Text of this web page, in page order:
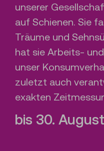
unserer
auf Schienen. Sie
Träume und
hat sie Arbeits-
unser
zuletzt auch
exakten
bis 30. August